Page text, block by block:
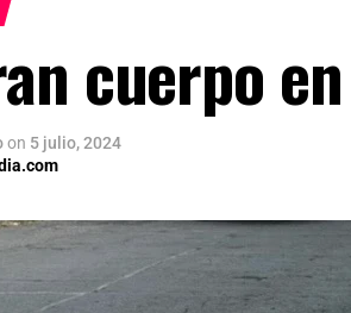
cuerpo
on 5 julio, 2024